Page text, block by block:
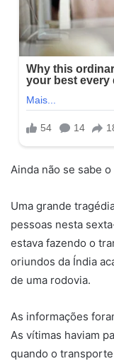
Ainda não se sabe
Uma grande
pessoas nesta
estava fazendo o
oriundos da Índia
de uma rodovia.
As informações
As vítimas haviam
quando o